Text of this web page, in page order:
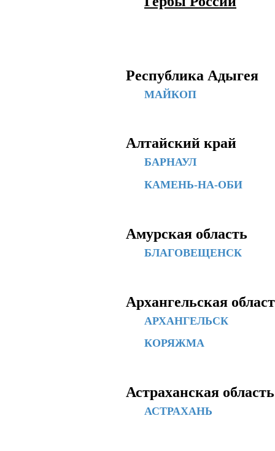
Республика Адыгея
МАЙКОП
Алтайский край
БАРНАУЛ
КАМЕНЬ-НА-ОБИ
Амурская область
БЛАГОВЕЩЕНСК
Архангельская
АРХАНГЕЛЬСК
КОРЯЖМА
Астраханская область
АСТРАХАНЬ